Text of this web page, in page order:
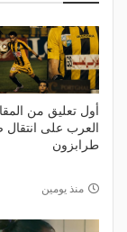
أول تعليق من
العرب على انتقال
طرابزون
منذ يومين